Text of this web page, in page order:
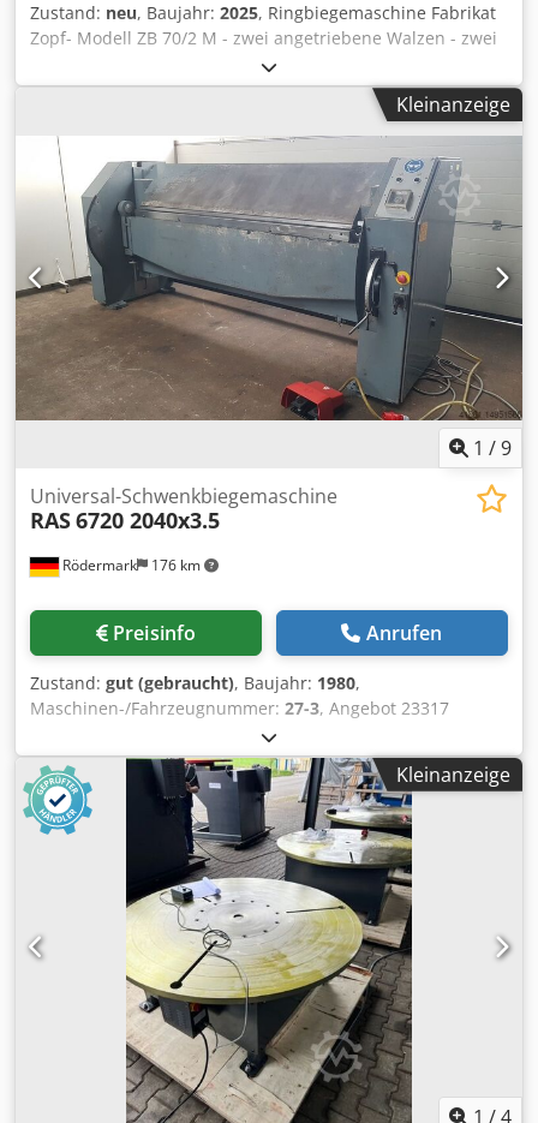
Zustand: neu, Baujahr: 2025, Ringbiegemaschine Fabrikat
Zopf- Modell ZB 70/2 M - zwei angetriebene Walzen - zwei
Zustellung der oberen Walze - Arbeitsposition horizontal
und vertikal - Lagerung der Wellen mit Kegelrollenlager -
Verwendung von auswechselbaren Gleitschienen am
Fuehrungsschlitten - Walzendurchmesser 152/162 mm
Codpfx Ast Hwfnepnjha - Wellendurchmesser 40 mm -
Wellenumdrehungen 8,5 U/min - Antriebsmotor 1,1 kW -
Biegeleistung bis 60x10 mm hochkant - Rundrohr bis 80x2
mm - Winkeleisen 50x50x5 mm - Vollmaterial 35 mm -
Gewicht 400 kg
Kleinanzeige
1 /9
Rödermark 176 km
Universal-Schwenkbiegemaschine
RAS6720 2040x3.5
Preisinfo Anrufen
Zustand: gut (gebraucht), Baujahr: 1980,
Maschinen-/Fahrzeugnummer: 27-3, Angebot 23317
Technische Daten: - max. Arbeitsbreite 2040 mm - max.
Materialstärke bei 40 kp / mm² Festigkeit 3,5 mm -
Biegewinkeleinstellung elektronisch vorwählbar 0 - 135 ° -
kleinster Biegeradius 1,25 x Blechdicke - kleinste
Innenbordhöhe 6 x Blechdicke - automatische
Folgesteuerung für einen kompletten Arbeitsablauf -
Bedienung über Hand-, bzw. Fußtaster - größte
Öffnungsweite / Hub der Oberwange 200 mm -
Höhenverstellbarkeit - der Biegewange 80 mm - der
Unterwange 80 mm - Oberwangenantrieb 400 V / 1,1 kW -
Biegewangenantrieb 400 V / 1,5 kW Chedpfxsrklfrs Apnoa -
manueller Hinteranschlag von vorne bedienbar -
Platzbedarf ca. B 3300 x H 1350 x T 1500 mm - Gewicht ca.
Kleinanzeige
1 /4